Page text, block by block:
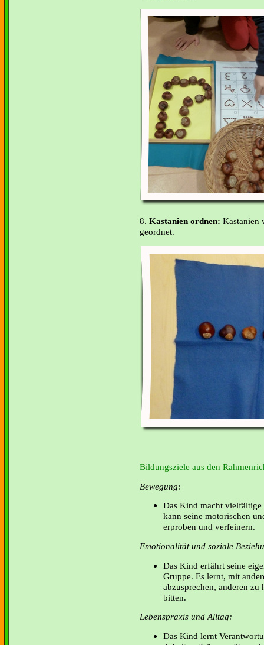
8. Kastanien ordnen: Kastanien
geordnet.
Bildungsziele aus den
Bewegung:
Das Kind macht
kann seine motorischen
erproben und verfeinern.
Emotionalität und soziale
Das Kind erfährt seine
Gruppe. Es lernt, mit
abzusprechen, anderen
bitten.
Lebenspraxis und Alltag:
Das Kind lernt